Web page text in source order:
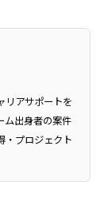
リアサポートを
ム出身者の案件
・プロジェクト